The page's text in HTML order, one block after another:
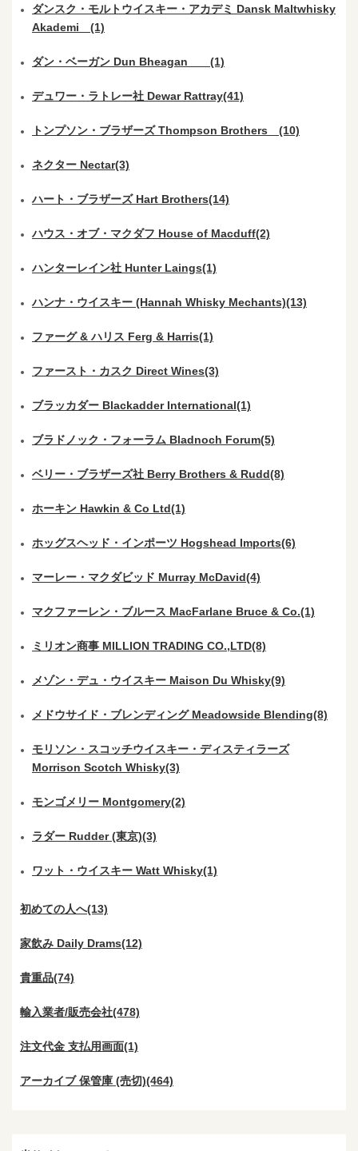
ダンスク・モルトウイスキー・アカデミ Dansk Maltwhisky
Akademi (1)
ダン・ベーガン Dun Bheagan (1)
デュワー・ラトレー社 Dewar Rattray(41)
トンプソン・ブラザーズ Thompson Brothers (10)
ネクター Nectar(3)
ハート・ブラザーズ Hart Brothers(14)
ハウス・オブ・マクダフ House of Macduff(2)
ハンターレイン社 Hunter Laings(1)
ハンナ・ウイスキー (Hannah Whisky Mechants)(13)
ファーグ & ハリス Ferg & Harris(1)
ファースト・カスク Direct Wines(3)
ブラッカダー Blackadder International(1)
ブラドノック・フォーラム Bladnoch Forum(5)
ベリー・ブラザーズ社 Berry Brothers & Rudd(8)
ホーキン Hawkin & Co Ltd(1)
ホッグスヘッド・インポーツ Hogshead Imports(6)
マーレー・マクダビッド Murray McDavid(4)
マクファーレン・ブルース MacFarlane Bruce & Co.(1)
ミリオン商事 MILLION TRADING CO.,LTD(8)
メゾン・デュ・ウイスキー Maison Du Whisky(9)
メドウサイド・ブレンディング Meadowside Blending(8)
モリソン・スコッチウイスキー・ディスティラーズ
Morrison Scotch Whisky(3)
モンゴメリー Montgomery(2)
ラダー Rudder (東京)(3)
ワット・ウイスキー Watt Whisky(1)
初めての人へ(13)
家飲み Daily Drams(12)
貴重品(74)
輸入業者/販売会社(478)
注文代金 支払用画面(1)
アーカイブ 保管庫 (売切)(464)